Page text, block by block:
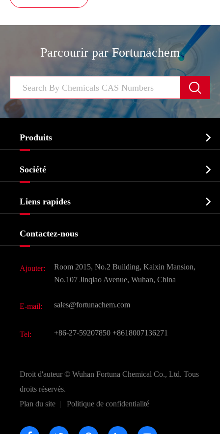
Parcourir par Fortunachem

Produits 
Biochimique
Produits agrochimiques et intermédiaires
Ingrédients cosmétiques
Saveurs et parfums
CAS chimiques
Société 
Histoire de l'entreprise
Liens rapides 
Contactez-nous
Ajouter:
Room 2015, No.2 Building, Kaixin Mansion,
No.107 Jinqiao Avenue, Wuhan, China
E-mail: sales@fortunachem.com
Tel: +86-27-59207850 +8618007136271
Droit d'auteur © Wuhan Fortuna Chemical Co., Ltd. Tous
droits réservés.
Plan du site | Politique de confidentialité